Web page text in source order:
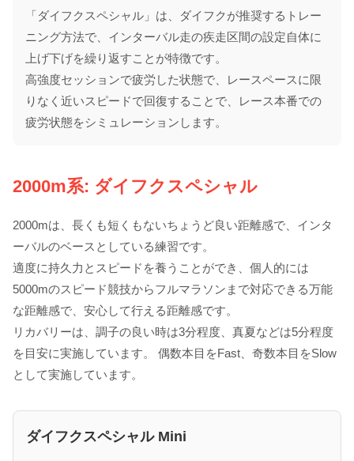
「ダイフクスペシャル」は、ダイフクが推奨するトレー
ニング方法で、インターバル走の疾走区間の設定自体に
上げ下げを繰り返すことが特徴です。
高強度セッションで疲労した状態で、レースペースに限
りなく近いスピードで回復することで、レース本番での
疲労状態をシミュレーションします。
2000m系: ダイフクスペシャル
2000mは、長くも短くもないちょうど良い距離感で、インタ
ーバルのベースとしている練習です。
適度に持久力とスピードを養うことができ、個人的には
5000mのスピード競技からフルマラソンまで対応できる万能
な距離感で、安心して行える距離感です。
リカバリーは、調子の良い時は3分程度、真夏などは5分程度
を目安に実施しています。 偶数本目をFast、奇数本目をSlow
として実施しています。
ダイフクスペシャル Mini